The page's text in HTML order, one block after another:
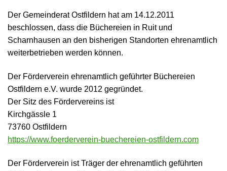
Der Gemeinderat Ostfildern hat am 14.12.2011
beschlossen, dass die Büchereien in Ruit und
Scharnhausen an den bisherigen Standorten ehrenamtlich
weiterbetrieben werden können.
Der Förderverein ehrenamtlich geführter Büchereien
Ostfildern e.V. wurde 2012 gegründet.
Der Sitz des Fördervereins ist
Kirchgässle 1
73760 Ostfildern
https://www.foerderverein-buechereien-ostfildern.com
Der Förderverein ist Träger der ehrenamtlich geführten